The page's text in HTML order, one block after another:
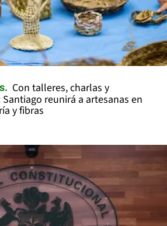
Con talleres, charlas y
reunirá a artesanas en
y fibras